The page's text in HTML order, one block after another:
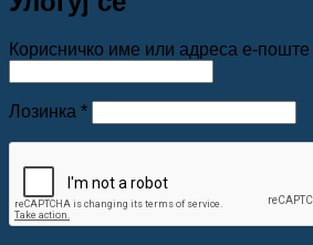
Корисничко име или адреса е-поште
Лозинка *Обавезно